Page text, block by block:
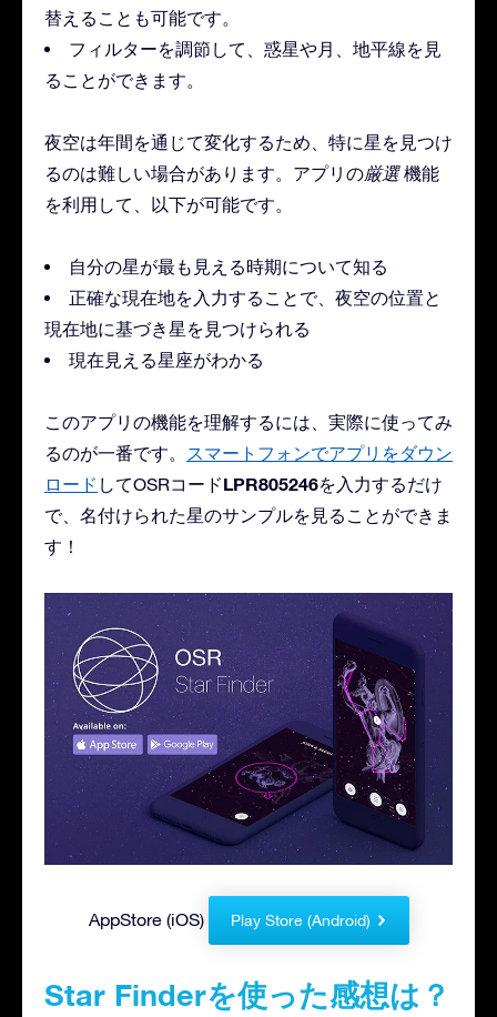
替えることも可能です。
フィルターを調節して、惑星や月、地平線を見
ることができます。
夜空は年間を通じて変化するため、特に星を見つけ
るのは難しい場合があります。アプリの厳選機能
を利用して、以下が可能です。
自分の星が最も見える時期について知る
正確な現在地を入力することで、夜空の位置と
現在地に基づき星を見つけられる
現在見える星座がわかる
このアプリの機能を理解するには、実際に使ってみ
るのが一番です。
スマートフォンでアプリをダウン
ロード してOSRコードLPR805246を入力するだけ
で、名付けられた星のサンプルを見ることができま
す！
AppStore (iOS) Play Store (Android)
Star Finderを使った感想は？